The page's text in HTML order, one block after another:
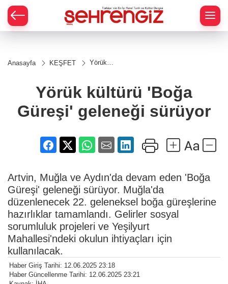
Anasayfa KEŞFET
Yörük
Güreşi'
geleneği
Yörük kültürü 'Boğa
Güreşi' geleneği sürüyor
Artvin, Muğla ve Aydın'da devam eden 'Boğa
Güreşi' geleneği sürüyor. Muğla'da
düzenlenecek 22. geleneksel boğa güreşlerine
hazırlıklar tamamlandı. Gelirler sosyal
sorumluluk projeleri ve Yeşilyurt
Mahallesi'ndeki okulun ihtiyaçları için
kullanılacak.
Haber Giriş Tarihi: 12.06.2025 23:18
Haber Güncellenme Tarihi: 12.06.2025 23:21